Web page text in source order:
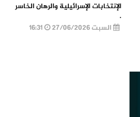
الإنتخابات الإسرائيلية والرهان الخاسر
.
السبت 27/06/2026
16:31